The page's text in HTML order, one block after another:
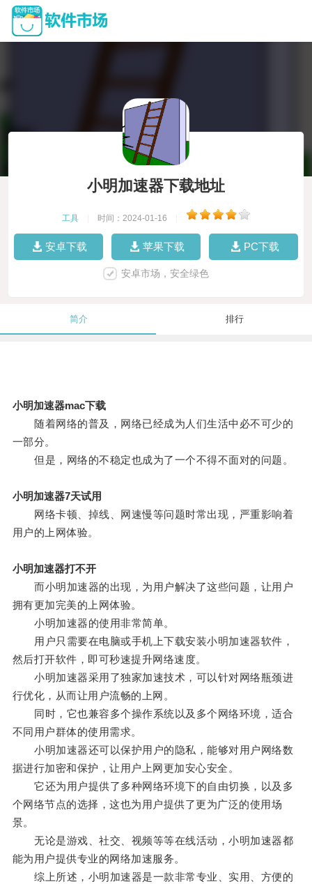
小明加速器下载地址
工具 时间：2024-01-16
安卓下载 苹果下载 PC下载
安卓市场，安全绿色
简介 排行
小明加速器mac下载
随着网络的普及，网络已经成为人们生活中必不可少的
一部分。
但是，网络的不稳定也成为了一个不得不面对的问题。
小明加速器7天试用
网络卡顿、掉线、网速慢等问题时常出现，严重影响着
用户的上网体验。
小明加速器打不开
而小明加速器的出现，为用户解决了这些问题，让用户
拥有更加完美的上网体验。
小明加速器的使用非常简单。
用户只需要在电脑或手机上下载安装小明加速器软件，
然后打开软件，即可秒速提升网络速度。
小明加速器采用了独家加速技术，可以针对网络瓶颈进
行优化，从而让用户流畅的上网。
同时，它也兼容多个操作系统以及多个网络环境，适合
不同用户群体的使用需求。
小明加速器还可以保护用户的隐私，能够对用户网络数
据进行加密和保护，让用户上网更加安心安全。
它还为用户提供了多种网络环境下的自由切换，以及多
个网络节点的选择，这也为用户提供了更为广泛的使用场
景。
无论是游戏、社交、视频等等在线活动，小明加速器都
能为用户提供专业的网络加速服务。
综上所述，小明加速器是一款非常专业、实用、方便的